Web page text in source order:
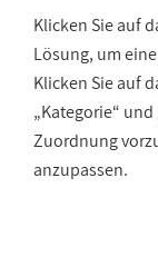
Klicken Sie auf
Lösung, um
Klicken Sie auf
„Kategorie“
Zuordnung
anzupassen.